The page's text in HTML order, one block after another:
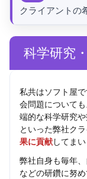
クライアントの
科学研究
私共はソフト屋
会問題について
端的な科学研究
といった弊社ク
果に貢献してまい
弊社自身も毎年
などの研鑽に努